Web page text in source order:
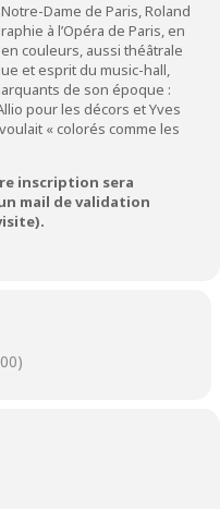
Dame de Paris, Roland
à l’Opéra de Paris, en
couleurs, aussi théâtrale
et esprit du music-hall,
de son époque :
pour les décors et Yves
« colorés comme les
inscription sera
mail de validation